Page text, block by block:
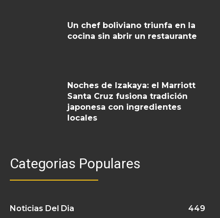
Un chef boliviano triunfa en la
cocina sin abrir un restaurante
Noches de Izakaya: el Marriott
Santa Cruz fusiona tradición
japonesa con ingredientes
locales
Categorias Populares
Noticias Del Dia 449